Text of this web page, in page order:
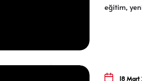
eğitim,
18 Mart